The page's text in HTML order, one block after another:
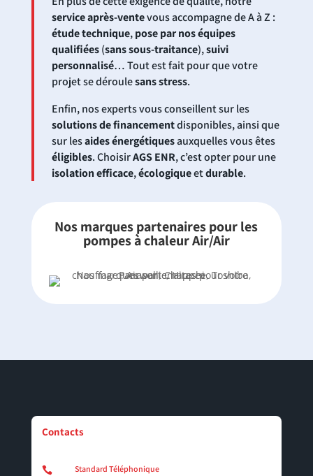
service après-ventevous accompagne de A à Z :
étude technique,pose par nos équipes
qualifiées(sans sous-traitance),suivi
personnalisé… Tout est fait pour que votre
projet se déroulesans stress.
Enfin, nos experts vous conseillent sur les
solutions de financementdisponibles, ainsi que
sur lesaides énergétiquesauxquelles vous êtes
éligibles. ChoisirAGS ENR, c’est opter pour une
isolation efficace,écologiqueetdurable.
Nos marques partenaires pour les
pompes à chaleur Air/Air
Contacts
 Standard Téléphonique